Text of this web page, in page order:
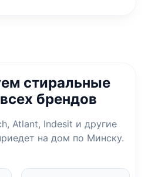
стиральные
брендов
Atlant, Indesit и другие
на дом по Минску.